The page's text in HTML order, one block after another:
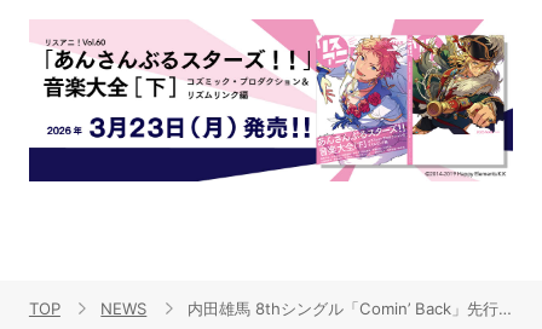
TOP NEWS 内田雄馬 8thシングル「Comin’ Back」先行配信決定＆カップリング情報解禁！さらにYUMART新ラインナップ発表！